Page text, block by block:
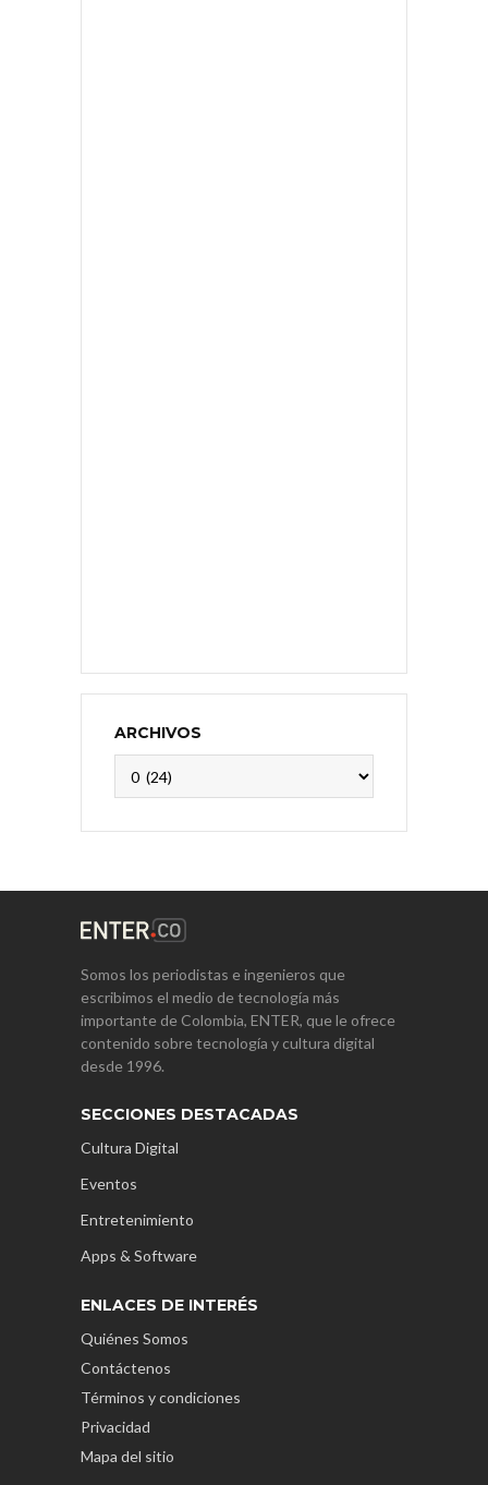
ARCHIVOS
Somos los periodistas e ingenieros que
escribimos el medio de tecnología más
importante de Colombia, ENTER, que le ofrece
contenido sobre tecnología y cultura digital
desde 1996.
SECCIONES DESTACADAS
Cultura Digital
Eventos
Entretenimiento
Apps & Software
ENLACES DE INTERÉS
Quiénes Somos
Contáctenos
Términos y condiciones
Privacidad
Mapa del sitio